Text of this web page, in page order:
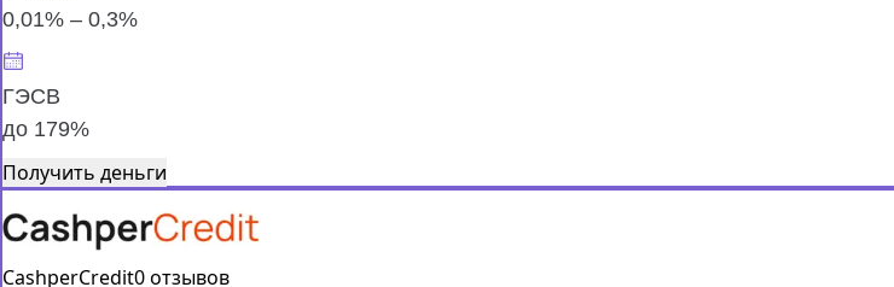
0,01% – 0,3%
ГЭСВ
до 179%
Получить деньги
CashperCredit0 отзывов